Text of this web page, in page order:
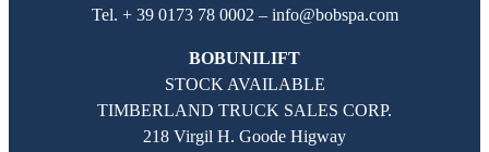
Tel. + 39 0173 78 0002 – info@bobspa.com
BOBUNILIFT
STOCK AVAILABLE
TIMBERLAND TRUCK SALES CORP.
218 Virgil H. Goode Higway